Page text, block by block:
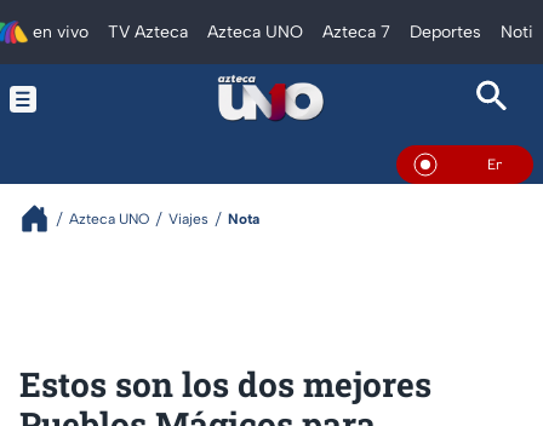
en vivo TV Azteca Azteca UNO Azteca 7 Deportes
En Vivo
Azteca UNO Viajes Nota
Estos son los dos mejores